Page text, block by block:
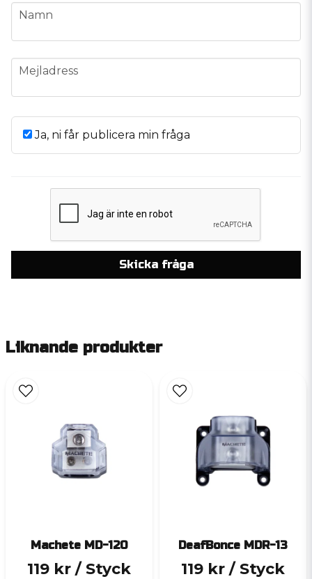
name
Namn
email
Mejladress
Ja, ni får publicera min fråga
Skicka fråga
Liknande produkter
Machete MD-120
119 kr / Styck
DeafBonce MDR-13
119 kr / Styck